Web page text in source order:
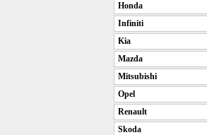
Honda
Infiniti
Kia
Mazda
Mitsubishi
Opel
Renault
Skoda